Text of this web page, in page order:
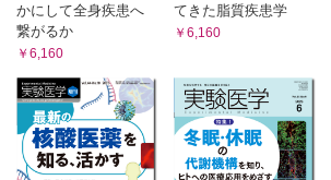
かにして全身疾患へ
繋がるか
￥6,160
てきた脂質疾患学
￥6,160